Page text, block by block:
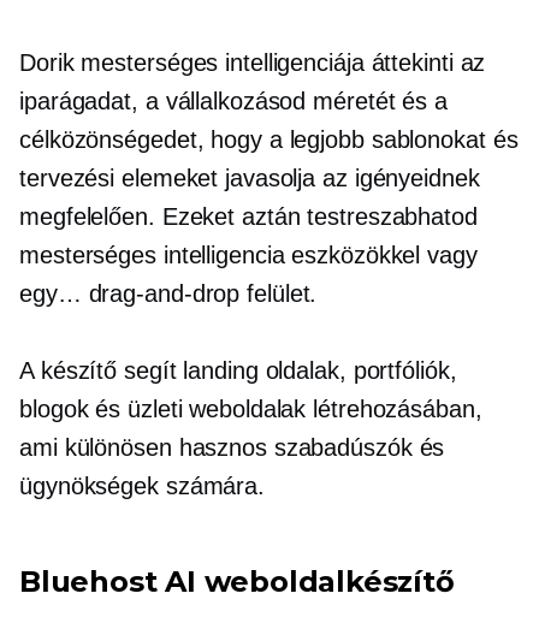
Dorik mesterséges intelligenciája áttekinti az
iparágadat, a vállalkozásod méretét és a
célközönségedet, hogy a legjobb sablonokat és
tervezési elemeket javasolja az igényeidnek
megfelelően. Ezeket aztán testreszabhatod
mesterséges intelligencia eszközökkel vagy
egy… drag-and-drop felület.
A készítő segít landing oldalak, portfóliók,
blogok és üzleti weboldalak létrehozásában,
ami különösen hasznos szabadúszók és
ügynökségek számára.
Bluehost AI weboldalkészítő